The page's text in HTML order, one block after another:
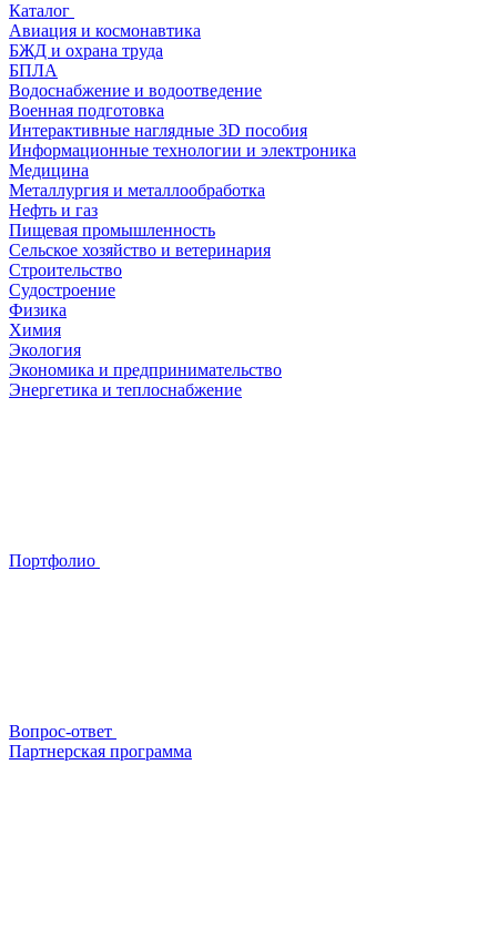
Каталог
Авиация и космонавтика
БЖД и охрана труда
БПЛА
Водоснабжение и водоотведение
Военная подготовка
Интерактивные наглядные 3D пособия
Информационные технологии и электроника
Медицина
Металлургия и металлообработка
Нефть и газ
Пищевая промышленность
Сельское хозяйство и ветеринария
Строительство
Судостроение
Физика
Химия
Экология
Экономика и предпринимательство
Энергетика и теплоснабжение
Портфолио
Вопрос-ответ
Партнерская программа